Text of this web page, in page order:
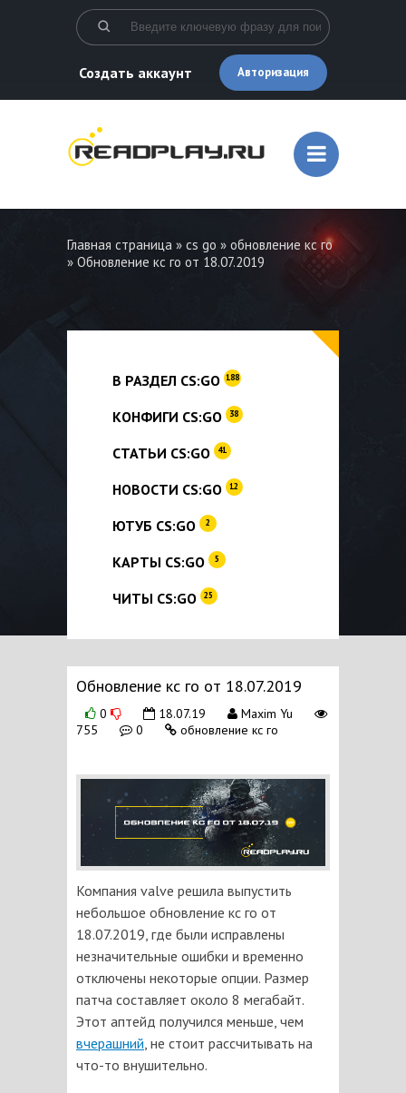
Создать аккаунт Авторизация
Главная страница » cs go » обновление кс го
» Обновление кс го от 18.07.2019
В РАЗДЕЛ CS:GO 188
КОНФИГИ CS:GO 38
СТАТЬИ CS:GO 41
НОВОСТИ CS:GO 12
ЮТУБ CS:GO 2
КАРТЫ CS:GO 5
ЧИТЫ CS:GO 25
Обновление кс го от 18.07.2019
0 18.07.19
Maxim Yu
755
0 обновление кс го
Компания valve решила выпустить
небольшое обновление кс го от
18.07.2019, где были исправлены
незначительные ошибки и временно
отключены некоторые опции. Размер
патча составляет около 8 мегабайт.
Этот аптейд получился меньше, чем
вчерашний , не стоит рассчитывать на
что-то внушительно.